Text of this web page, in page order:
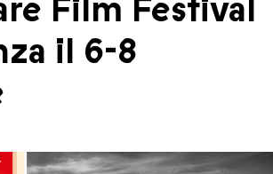
Film Festival
il 6-8